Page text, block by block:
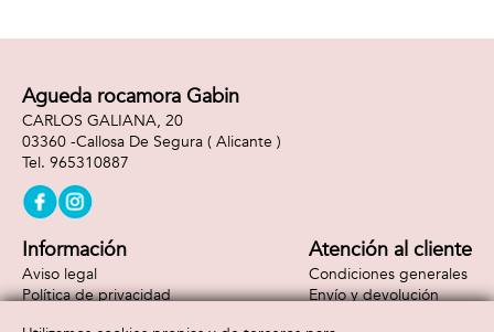
Agueda rocamora Gabin
CARLOS GALIANA, 20
03360 -Callosa De Segura ( Alicante )
965310887
Información
Aviso legal
Política de privacidad
Atención al cliente
Condiciones generales
Envío y devolución